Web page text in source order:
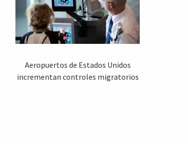
Aeropuertos de Estados Unidos
incrementan controles migratorios